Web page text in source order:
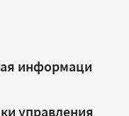
информаци
управления